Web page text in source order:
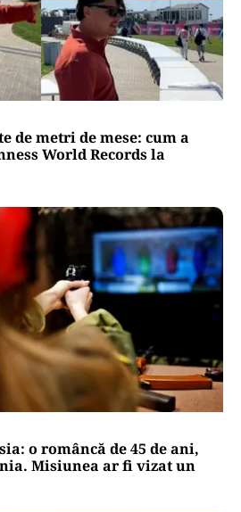
de metri de mese: cum a
World Records la
o româncă de 45 de ani,
Misiunea ar fi vizat un